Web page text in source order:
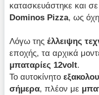
κατασκευάστηκε και σε
Dominos Pizza, ως
Λόγω τηςέλλειψης
εποχής, τα αρχικά
μπαταρίες 12volt.
Το αυτοκίνητο
σήμερα, πλέον με